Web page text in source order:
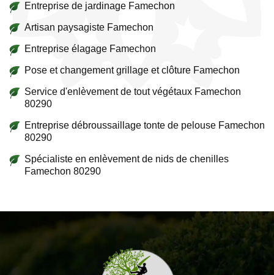
Entreprise de jardinage Famechon
Artisan paysagiste Famechon
Entreprise élagage Famechon
Pose et changement grillage et clôture Famechon
Service d'enlèvement de tout végétaux Famechon
80290
Entreprise débroussaillage tonte de pelouse Famechon
80290
Spécialiste en enlèvement de nids de chenilles
Famechon 80290